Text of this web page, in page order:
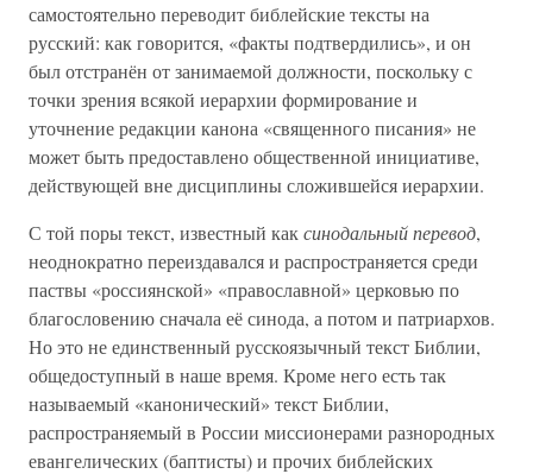
самостоятельно переводит библейские тексты на
русский: как говорится, «факты подтвердились», и он
был отстранён от занимаемой должности, поскольку с
точки зрения всякой иерархии формирование и
уточнение редакции канона «священного писания» не
может быть предоставлено общественной инициативе,
действующей вне дисциплины сложившейся иерархии.
С той поры текст, известный каксинодальный перевод,
неоднократно переиздавался и распространяется среди
паствы «россиянской» «православной» церковью по
благословению сначала её синода, а потом и патриархов.
Но это не единственный русскоязычный текст Библии,
общедоступный в наше время. Кроме него есть так
называемый «канонический» текст Библии,
распространяемый в России миссионерами разнородных
евангелических (баптисты) и прочих библейских